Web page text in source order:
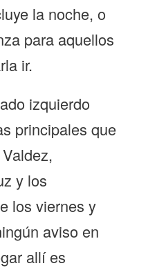
la noche, o
para aquellos
ir.
izquierdo
principales que
y los
los viernes y
aviso en
allí es